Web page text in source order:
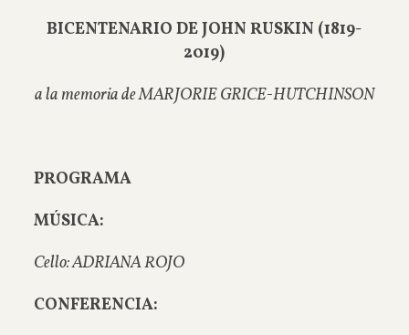
BICENTENARIO DE JOHN RUSKIN (1819-
2019)
a la memoria de MARJORIE GRICE-HUTCHINSON
PROGRAMA
MÚSICA:
Cello: ADRIANA ROJO
CONFERENCIA: